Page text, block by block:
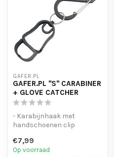
GAFER.PL
GAFER.PL "S" CARABINER
+ GLOVE CATCHER
- Karabijnhaak met
handschoenen clip
dubbelzijdige veersluit...
€7,99
Op voorraad